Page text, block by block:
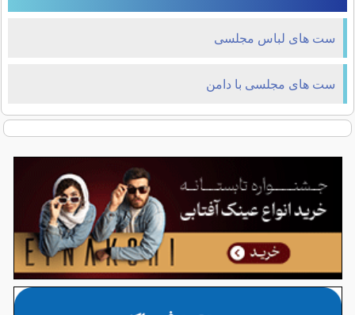
ست های لباس مجلسی
ست های مجلسی با دامن